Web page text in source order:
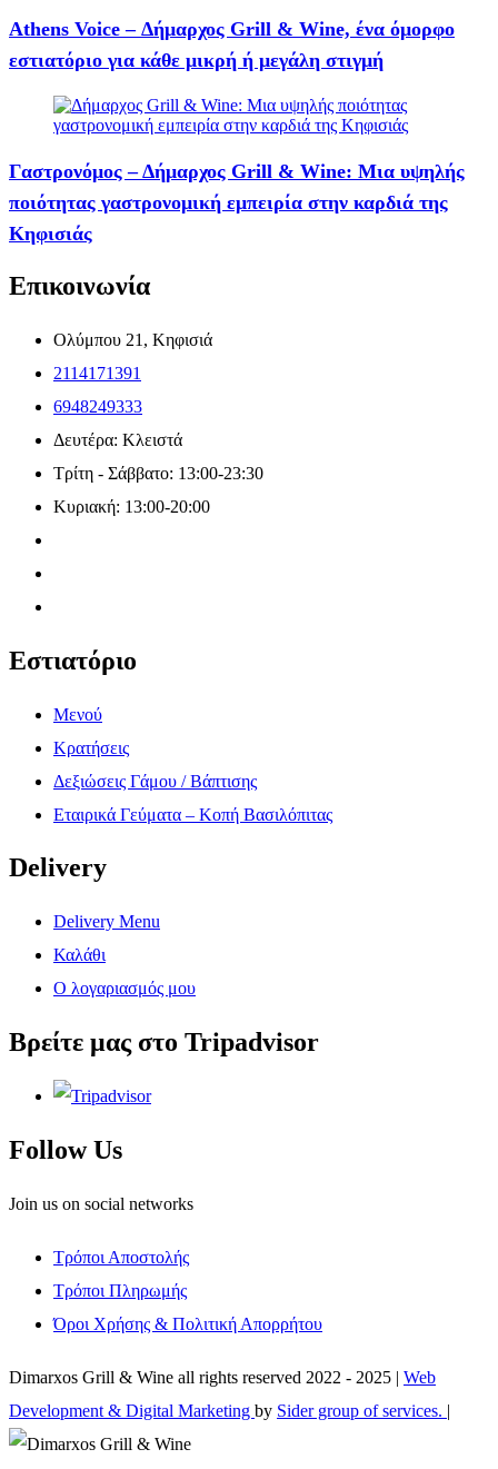
Athens Voice – Δήμαρχος Grill & Wine, ένα όμορφο
εστιατόριο για κάθε μικρή ή μεγάλη στιγμή
Γαστρονόμος – Δήμαρχος Grill & Wine: Μια υψηλής
ποιότητας γαστρονομική εμπειρία στην καρδιά της
Κηφισιάς
Επικοινωνία
Ολύμπου 21, Κηφισιά
2114171391
6948249333
Δευτέρα: Κλειστά
Τρίτη - Σάββατο: 13:00-23:30
Κυριακή: 13:00-20:00
Εστιατόριο
Μενού
Κρατήσεις
Δεξιώσεις Γάμου / Βάπτισης
Εταιρικά Γεύματα – Κοπή Βασιλόπιτας
Delivery
Delivery Menu
Καλάθι
Ο λογαριασμός μου
Βρείτε μας στο Tripadvisor
Follow Us
Join us on social networks
Τρόποι Αποστολής
Τρόποι Πληρωμής
Όροι Χρήσης & Πολιτική Απορρήτου
Dimarxos Grill & Wine all rights reserved 2022 - 2025 | Web
Development & Digital Marketing by Sider group of services. |